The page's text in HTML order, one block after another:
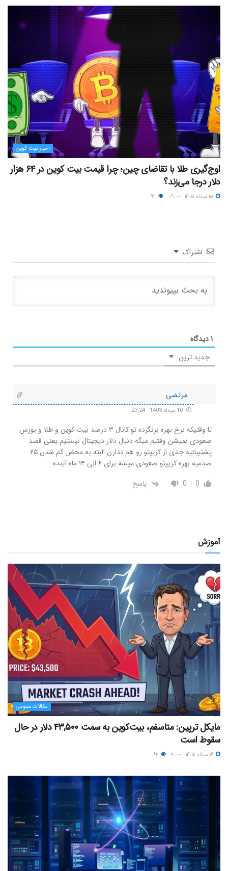
اخبار بیت کوین
اوج‌گیری طلا با تقاضای چین؛ چرا قیمت بیت کوین در ۶۴ هزار
دلار درجا می‌زند؟
اشتراک
۱دیدگاه
جدید ترین
مرتضی
تا وقتیکه نرخ بهره برنگرده تو کانال ۳ درصد بیت کوین و طلا و بورس
صعودی نمیشن وقتیم میگه دنبال دلار دیجیتال نیستیم یعنی قصد
پشتیبانیه جدی از کریپتو رو هم ندارن البته به محض کم شدن ۲۵
صدمیه بهره کریپتو صعودی میشه برای ۶ الی ۱۴ ماه آینده
0
0 پاسخ
آموزش
مقالات عمومی
مایکل ترپین: متاسفم، بیت‌کوین به سمت ۴۳,۵۰۰ دلار در حال
سقوط است